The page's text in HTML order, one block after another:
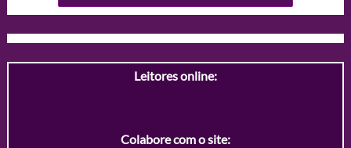
Leitores online:
Colabore com o site: